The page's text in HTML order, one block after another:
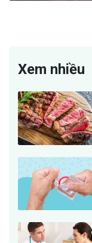
Xem nhiều